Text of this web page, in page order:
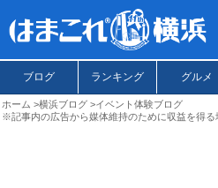
ブログ ランキング グルメ
ホーム 横浜ブログ
イベント体験ブログ
※記事内の広告から媒体維持のために収益を得る